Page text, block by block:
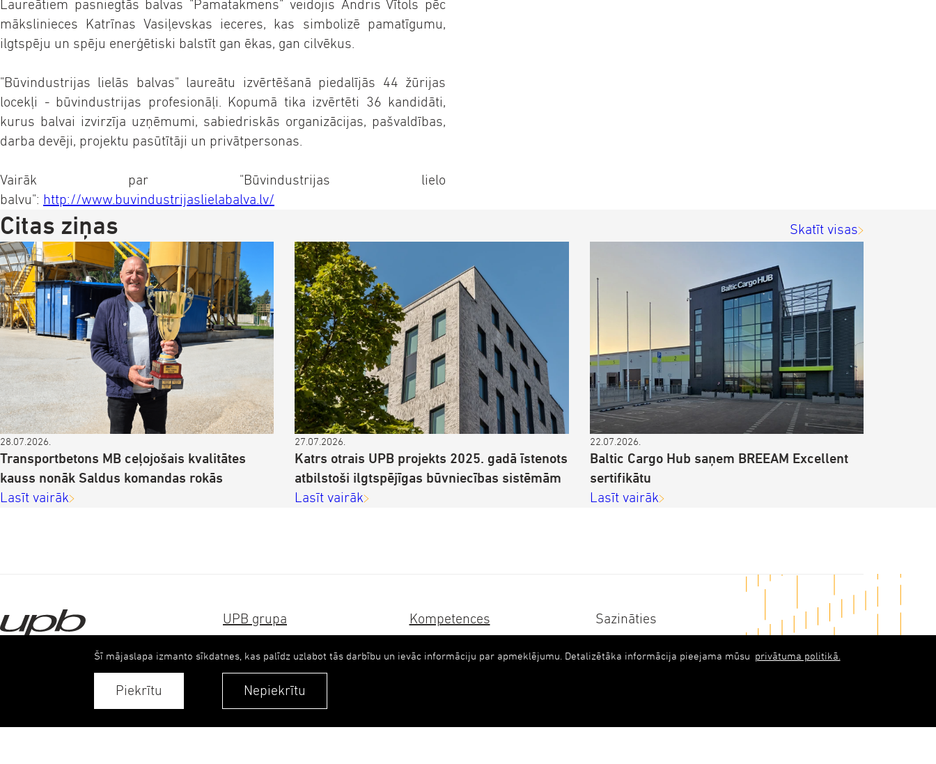
Šī mājaslapa izmanto sīkdatnes, kas palīdz uzlabot tās darbību un ievāc informāciju par apmeklējumu. Detalizētāka informācija pieejama mūsu privātuma politikā.
Nepiekrītu
Piekrītu
Laureātiem pasniegtās balvas "Pamatakmens" veidojis Andris Vītols pēc
mākslinieces Katrīnas Vasiļevskas ieceres, kas simbolizē pamatīgumu,
ilgtspēju un spēju enerģētiski balstīt gan ēkas, gan cilvēkus.
"Būvindustrijas lielās balvas" laureātu izvērtēšanā piedalījās 44 žūrijas
locekļi - būvindustrijas profesionāļi. Kopumā tika izvērtēti 36 kandidāti,
kurus balvai izvirzīja uzņēmumi, sabiedriskās organizācijas, pašvaldības,
darba devēji, projektu pasūtītāji un privātpersonas.
Vairāk par "Būvindustrijas lielo
balvu": http://www.buvindustrijaslielabalva.lv/
Citas ziņas Skatīt visas
28.07.2026.
Transportbetons MB ceļojošais kvalitātes
kauss nonāk Saldus komandas rokās
Lasīt vairāk
27.07.2026.
Katrs otrais UPB projekts 2025. gadā īstenots
atbilstoši ilgtspējīgas būvniecības sistēmām
Lasīt vairāk
22.07.2026.
Baltic Cargo Hub saņem BREEAM Excellent
sertifikātu
Lasīt vairāk
UPB grupa
Kompetences
Sertifikāti
Kontakti
Sazināties
+371 6348 9333